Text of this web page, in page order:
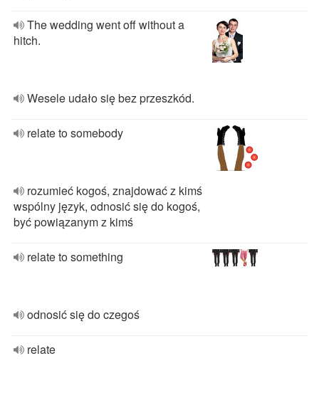
The wedding went off without a
hitch.
Wesele udało się bez przeszkód.
relate to somebody
rozumieć kogoś, znajdować z kimś
wspólny język, odnosić się do kogoś,
być powiązanym z kimś
relate to something
odnosić się do czegoś
relate